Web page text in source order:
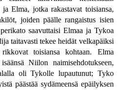
Elma, jotka rakastavat toisiansa,
joiden päälle rangaistus isien
saavuttaisi Elmaa ja Tykoa
taitavasti tekee heidät velkapäiksi
toisiansa kohtaan. Elma
Niilon naimisehdotukseen,
oli Tykolle lupautunut; Tyko
päästää sydämeensä epäilyksen